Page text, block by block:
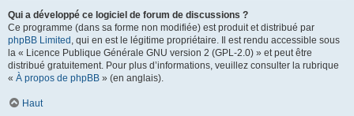
Qui a développé ce logiciel de forum de discussions ?
Ce programme (dans sa forme non modifiée) est produit et distribué par
phpBB Limited , qui en est le légitime propriétaire. Il est rendu accessible sous
la « Licence Publique Générale GNU version 2 (GPL-2.0) » et peut être
distribué gratuitement. Pour plus d’informations, veuillez consulter la rubrique
« À propos de phpBB » (en anglais).
Haut